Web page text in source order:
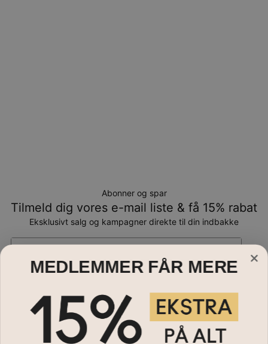
Abonner og spar
Tilmeld dig vores e-mail liste & få 15% rabat
Eksklusivt salg og kampagner direkte til din indbakke
Smykker
Halskæder
MEDLEMMER FÅR MERE